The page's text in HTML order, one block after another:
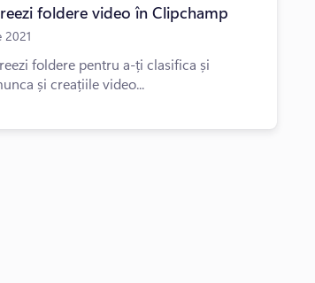
foldere video în Clipchamp
2021
foldere pentru a-ți clasifica și
și creațiile video...